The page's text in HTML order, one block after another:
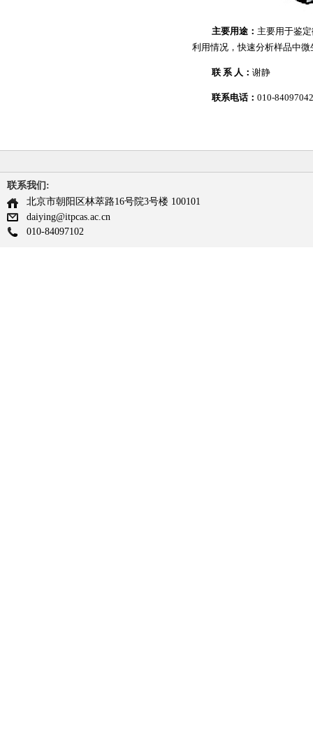
主要用途： 主要用于鉴
利用情况，快速分析样品中
联 系 人： 谢静
联系电话： 010-84097042
联系我们:
北京市朝阳区林萃路16号院3号楼 100101
daiying@itpcas.ac.cn
010-84097102